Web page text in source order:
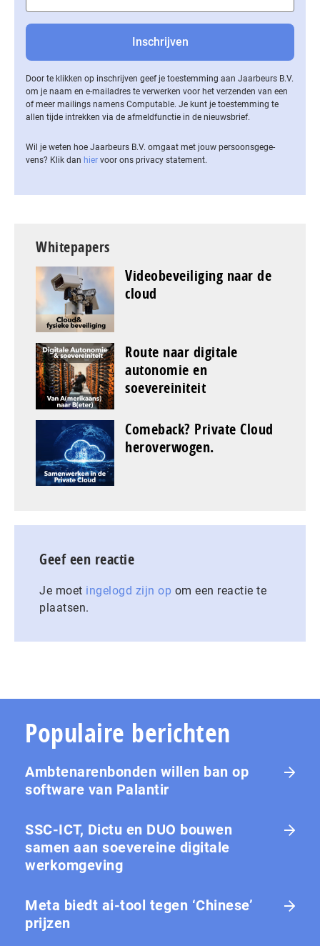
Door te klikken op inschrijven geef je toestemming aan Jaarbeurs B.V.
om je naam en e-mailadres te verwerken voor het verzenden van een
of meer mailings namens Computable. Je kunt je toestemming te
allen tijde intrekken via de af­meld­func­tie in de nieuwsbrief.
Wil je weten hoe Jaarbeurs B.V. omgaat met jouw per­soons­ge­ge­
vens? Klik dan hier voor ons privacy statement.
Whitepapers
Videobeveiliging naar de
cloud
Route naar digitale
autonomie en
soevereiniteit
Comeback? Private Cloud
heroverwogen.
Geef een reactie
Je moet ingelogd zijn op om een reactie te
plaatsen.
Populaire berichten
Ambtenarenbonden willen ban op
software van Palantir
SSC-ICT, Dictu en DUO bouwen
samen aan soevereine digitale
werkomgeving
Meta biedt ai-tool tegen ‘Chinese’
prijzen